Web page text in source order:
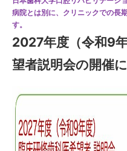
病院とは別に、クリニックでの長
す。
2027年度（令和9
望者説明会の開催